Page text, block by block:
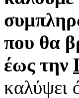
που θα
έως την
καλύψει